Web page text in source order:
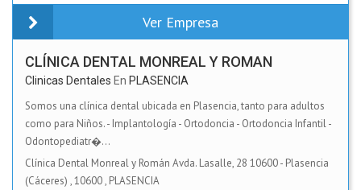
Ver Empresa
CLÍNICA DENTAL MONREAL Y ROMAN
Clinicas Dentales En PLASENCIA
Somos una clínica dental ubicada en Plasencia, tanto para adultos
como para Niños. - Implantología - Ortodoncia - Ortodoncia Infantil -
Odontopediatr�...
Clínica Dental Monreal y Román Avda. Lasalle, 28 10600 - Plasencia
(Cáceres) ,10600, PLASENCIA